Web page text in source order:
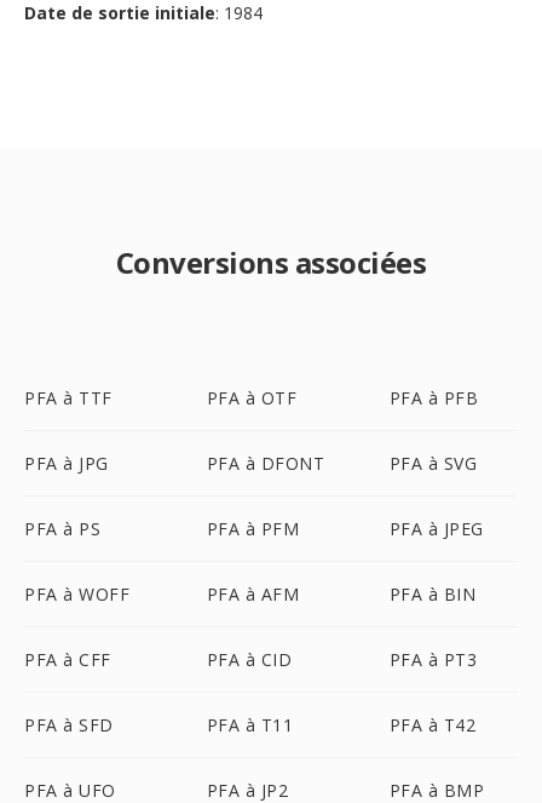
Date de sortie initiale: 1984
Conversions associées
PFA à TTF PFA à OTF PFA à PFB
PFA à JPG PFA à DFONT PFA à SVG
PFA à PS PFA à PFM PFA à JPEG
PFA à WOFF PFA à AFM PFA à BIN
PFA à CFF PFA à CID PFA à PT3
PFA à SFD PFA à T11 PFA à T42
PFA à UFO PFA à JP2 PFA à BMP